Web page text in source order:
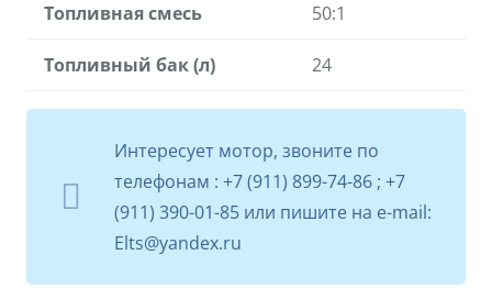
Топливная смесь 50:1
Топливный бак (л) 24
Интересует мотор, звоните по
телефонам : +7 (911) 899-74-86 ; +7
(911) 390-01-85 или пишите на e-mail:
Elts@yandex.ru